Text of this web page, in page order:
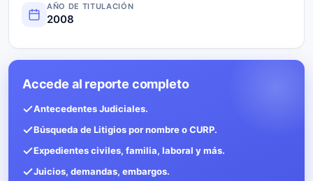
AÑO DE TITULACIÓN
2008
Accede al reporte completo
Antecedentes Judiciales.
Búsqueda de Litigios por nombre o CURP.
Expedientes civiles, familia, laboral y más.
Juicios, demandas, embargos.